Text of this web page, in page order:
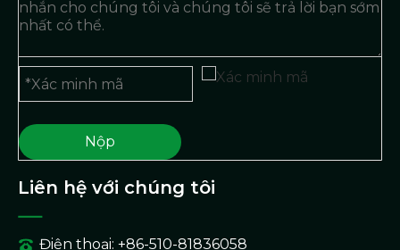
Nộp
Liên hệ với chúng tôi
Điện thoại: +86-510-81836058